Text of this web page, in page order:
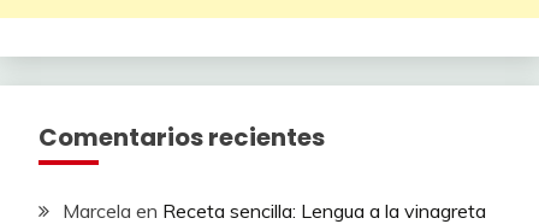
Comentarios recientes
Marcela en Receta sencilla: Lengua a la vinagreta